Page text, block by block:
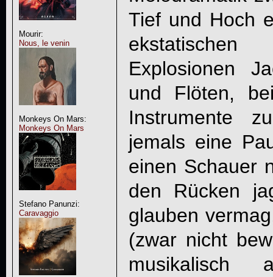
Mourir:
Nous, le venin
Monkeys On Mars:
Monkeys On Mars
Stefano Panunzi:
Caravaggio
Tief und Hoch
Explosionen
und Flöten,
Instrumente
jemals eine
einen Schauer
den Rücken
glauben
(zwar nicht
musikalisch